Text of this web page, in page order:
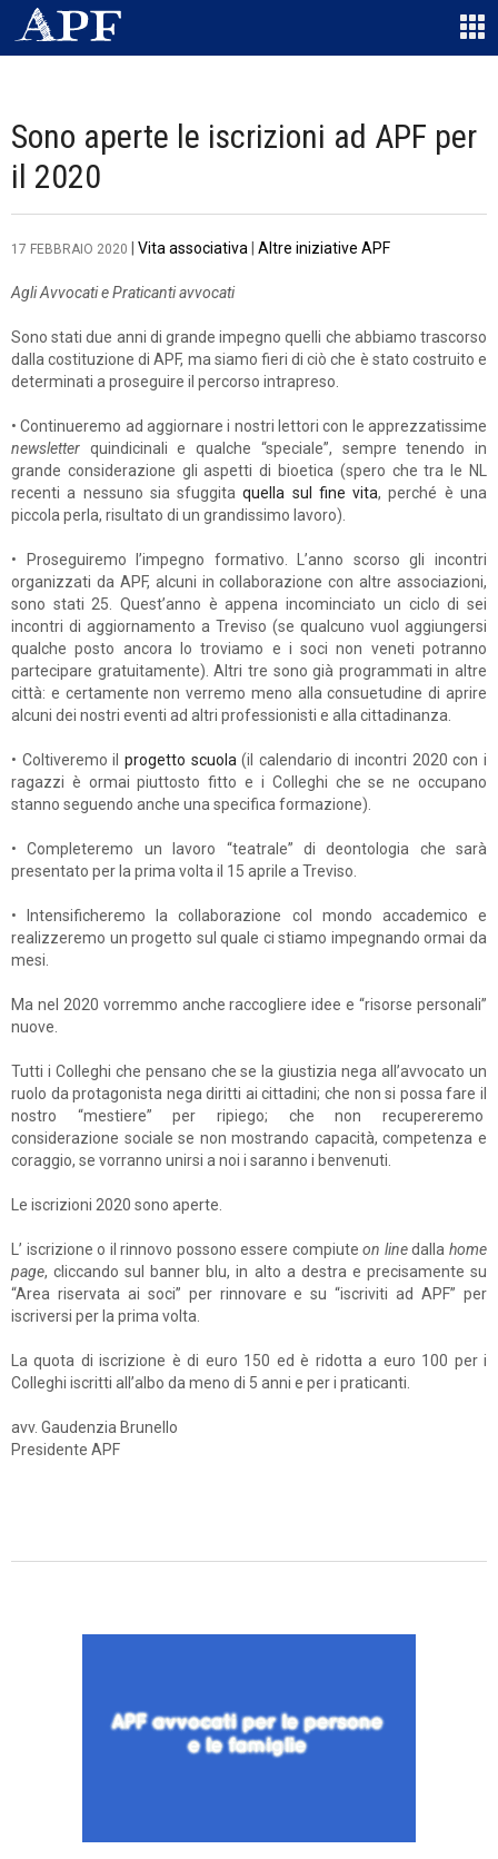
Sono aperte le iscrizioni ad APF per
il 2020
17 FEBBRAIO 2020 Vita associativa Altre iniziative APF
Agli Avvocati e Praticanti avvocati
Sono stati due anni di grande impegno quelli che abbiamo trascorso
dalla costituzione di APF, ma siamo fieri di ciò che è stato costruito e
determinati a proseguire il percorso intrapreso.
• Continueremo ad aggiornare i nostri lettori con le apprezzatissime
newsletter quindicinali e qualche “speciale”, sempre tenendo in
grande considerazione gli aspetti di bioetica (spero che tra le NL
recenti a nessuno sia sfuggitaquella sul fine vita, perché è una
piccola perla, risultato di un grandissimo lavoro).
• Proseguiremo l’impegno formativo. L’anno scorso gli incontri
organizzati da APF, alcuni in collaborazione con altre associazioni,
sono stati 25. Quest’anno è appena incominciato un ciclo di sei
incontri di aggiornamento a Treviso (se qualcuno vuol aggiungersi
qualche posto ancora lo troviamo e i soci non veneti potranno
partecipare gratuitamente). Altri tre sono già programmati in altre
città: e certamente non verremo meno alla consuetudine di aprire
alcuni dei nostri eventi ad altri professionisti e alla cittadinanza.
• Coltiveremo il progetto scuola (il calendario di incontri 2020 con i
ragazzi è ormai piuttosto fitto e i Colleghi che se ne occupano
stanno seguendo anche una specifica formazione).
• Completeremo un lavoro “teatrale” di deontologia che sarà
presentato per la prima volta il 15 aprile a Treviso.
• Intensificheremo la collaborazione col mondo accademico e
realizzeremo un progetto sul quale ci stiamo impegnando ormai da
mesi.
Ma nel 2020 vorremmo anche raccogliere idee e “risorse personali”
nuove.
Tutti i Colleghi che pensano che se la giustizia nega all’avvocato un
ruolo da protagonista nega diritti ai cittadini; che non si possa fare il
nostro “mestiere” per ripiego; che non recupereremo
considerazione sociale se non mostrando capacità, competenza e
coraggio, se vorranno unirsi a noi i saranno i benvenuti.
Le iscrizioni 2020 sono aperte.
L’ iscrizione o il rinnovo possono essere compiuteon linedallahome
page, cliccando sul banner blu, in alto a destra e precisamente su
“Area riservata ai soci” per rinnovare e su “iscriviti ad APF” per
iscriversi per la prima volta.
La quota di iscrizione è di euro 150 ed è ridotta a euro 100 per i
Colleghi iscritti all’albo da meno di 5 anni e per i praticanti.
avv. Gaudenzia Brunello
Presidente APF